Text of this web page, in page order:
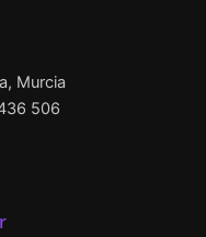
Murcia
506